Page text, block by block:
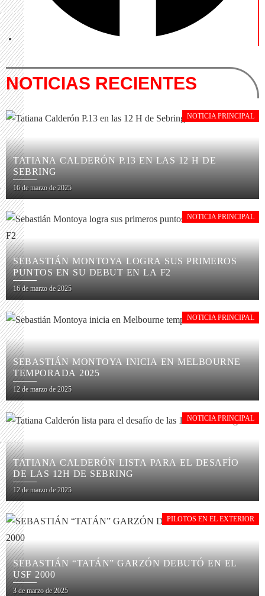
NOTICIAS RECIENTES
NOTICIA PRINCIPAL
TATIANA CALDERÓN P.13 EN LAS 12 H DE
SEBRING
16 de marzo de 2025
NOTICIA PRINCIPAL
SEBASTIÁN MONTOYA LOGRA SUS PRIMEROS
PUNTOS EN SU DEBUT EN LA F2
16 de marzo de 2025
NOTICIA PRINCIPAL
SEBASTIÁN MONTOYA INICIA EN MELBOURNE
TEMPORADA 2025
12 de marzo de 2025
NOTICIA PRINCIPAL
TATIANA CALDERÓN LISTA PARA EL DESAFÍO
DE LAS 12H DE SEBRING
12 de marzo de 2025
PILOTOS EN EL EXTERIOR
SEBASTIÁN “TATÁN” GARZÓN DEBUTÓ EN EL
USF 2000
3 de marzo de 2025